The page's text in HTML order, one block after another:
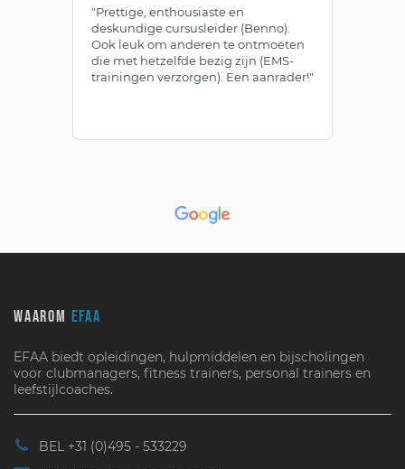
"Prettige, enthousiaste en
deskundige cursusleider (Benno).
Ook leuk om anderen te ontmoeten
die met hetzelfde bezig zijn (EMS-
trainingen verzorgen). Een aanrader!"
WAAROM EFAA
EFAA biedt opleidingen, hulpmiddelen en bijscholingen
voor clubmanagers, fitness trainers, personal trainers en
leefstijlcoaches.
BEL +31 (0)495 - 533229